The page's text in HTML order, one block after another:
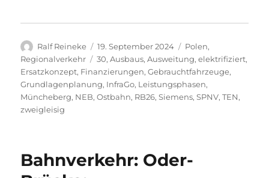
Autor
Ralf Reineke
Veröffentlicht
am
19. September 2024 Kategorien
Polen,
Regionalverkehr
Schlagwörter
30,Ausbaus,Ausweitung,elektrifiziert,
Ersatzkonzept, Finanzierungen,Gebrauchtfahrzeuge,
Grundlagenplanung, InfraGo, Leistungsphasen,
Müncheberg, NEB,Ostbahn, RB26,Siemens,SPNV,TEN,
zweigleisig
Bahnverkehr: Oder-